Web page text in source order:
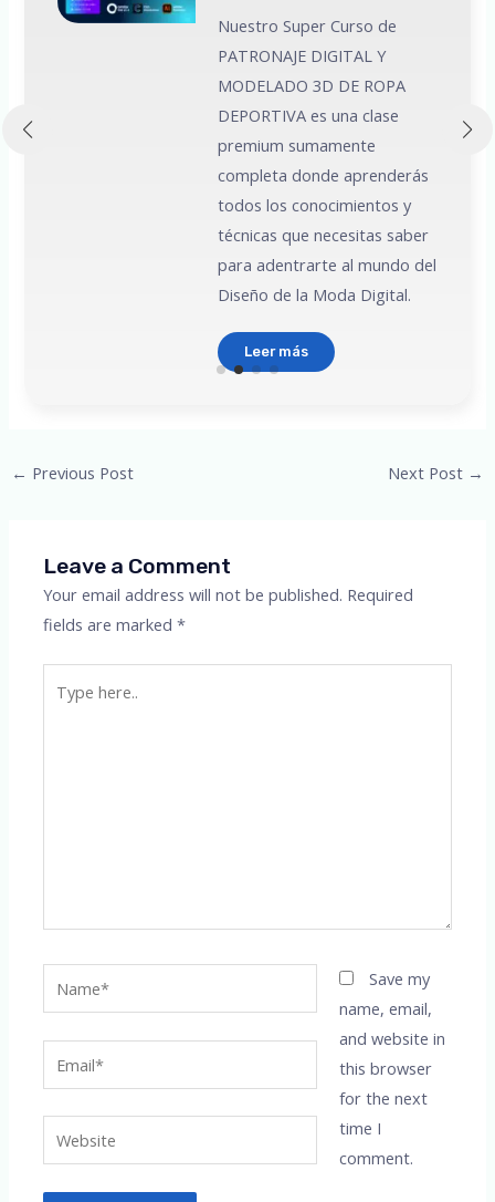
Nuestro Super Curso de
PATRONAJE DIGITAL Y
MODELADO 3D DE ROPA
DEPORTIVA es una clase
premium sumamente
completa donde aprenderás
todos los conocimientos y
técnicas que necesitas saber
para adentrarte al mundo del
Diseño de la Moda Digital.
Leer más
Post
← Previous Post Next Post →
Leave a Comment
Your email address will not be published. Required
fields are marked*
here..
Website
Save my
name, email,
and website in
this browser
for the next
time I
comment.